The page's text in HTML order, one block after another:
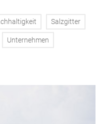
Salzgitter
Unternehmen